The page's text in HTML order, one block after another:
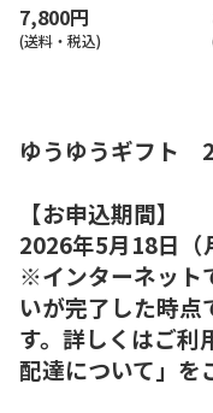
7,800円
(送料・税込)
ゆうゆうギフト
【お申込期間】
2026年5月18日（
※インターネット
いが完了した時点
す。詳しくはご利
配達について」を